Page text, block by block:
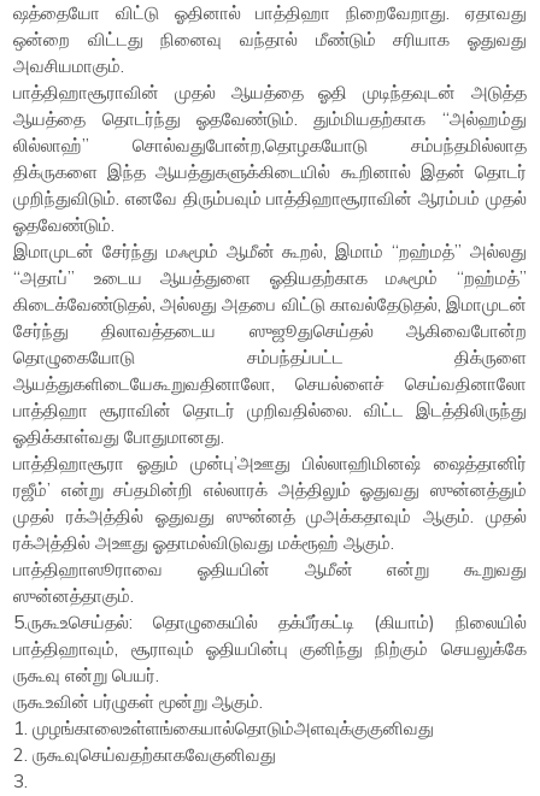
ஷத்தையோ விட்டு ஓதினால் பாத்திஹா நிறைவேறாது. ஏதாவது
ஒன்றை விட்டது நினைவு வந்தால் மீண்டும் சரியாக ஓதுவது
அவசியமாகும்.
பாத்திஹாசூராவின் முதல் ஆயத்தை ஓதி முடிந்தவுடன் அடுத்த
ஆயத்தை தொடர்ந்து ஓதவேண்டும். தும்மியதற்காக “அல்ஹம்து
லில்லாஹ்” சொல்வதுபோன்ற,தொழகயோடு சம்பந்தமில்லாத
திக்ருகளை இந்த ஆயத்துகளுக்கிடையில் கூறினால் இதன் தொடர்
முறிந்துவிடும். எனவே திரும்பவும் பாத்திஹாசூராவின் ஆரம்பம் முதல்
ஓதவேண்டும்.
இமாமுடன் சேர்ந்து மஃமூம் ஆமீன் கூறல், இமாம் “றஹ்மத்” அல்லது
“அதாப்” உடைய ஆயத்துளை ஓதியதற்காக மஃமூம் “றஹ்மத்”
கிடைக்வேண்டுதல், அல்லது அதபை விட்டு காவல்தேடுதல், இமாமுடன்
சேர்ந்து திலாவத்தடைய ஸுஜூதுசெய்தல் ஆகிவைபோன்ற
தொழுகையோடு சம்பந்தப்பட்ட திக்ருளை
ஆயத்துகளிடையேகூறுவதினாலோ, செயல்ளைச் செய்வதினாலோ
பாத்திஹா சூராவின் தொடர் முறிவதில்லை. விட்ட இடத்திலிருந்து
ஓதிக்காள்வது போதுமானது.
பாத்திஹாசூரா ஓதும் முன்பு’அஊது பில்லாஹிமினஷ் ஷைத்தானிர்
ரஜீம்’ என்று சப்தமின்றி எல்லாரக் அத்திலும் ஓதுவது ஸுன்னத்தும்
முதல் ரக்அத்தில் ஓதுவது ஸுன்னத் முஅக்கதாவும் ஆகும். முதல்
ரக்அத்தில் அஊது ஓதாமல்விடுவது மக்ரூஹ் ஆகும்.
பாத்திஹாஸூராவை ஓதியபின் ஆமீன் என்று கூறுவது
ஸுன்னத்தாகும்.
5.ருகூஉசெய்தல்: தொழுகையில் தக்பீர்கட்டி (கியாம்) நிலையில்
பாத்திஹாவும், சூராவும் ஓதியபின்பு குனிந்து நிற்கும் செயலுக்கே
ருகூவு என்று பெயர்.
ருகூஉவின் பர்ழுகள் மூன்று ஆகும்.
1. முழங்காலைஉள்ளங்கையால்தொடும்அளவுக்குகுனிவது
2. ருகூவுசெய்வதற்காகவேகுனிவது
3.